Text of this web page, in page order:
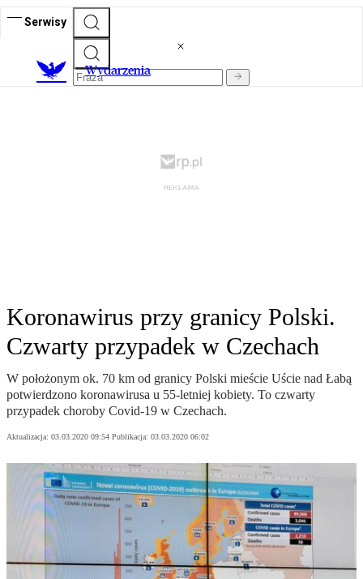
Serwisy
Wydarzenia
Koronawirus przy granicy Polski.
Czwarty przypadek w Czechach
W położonym ok. 70 km od granicy Polski mieście Uście nad Łabą
potwierdzono koronawirusa u 55-letniej kobiety. To czwarty
przypadek choroby Covid-19 w Czechach.
Aktualizacja: 03.03.2020 09:54 Publikacja: 03.03.2020 06:02